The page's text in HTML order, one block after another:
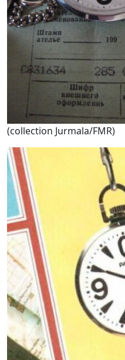
(collection Jurmala/FMR)